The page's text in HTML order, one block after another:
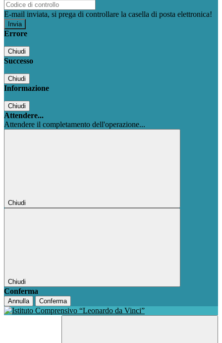
E-mail inviata, si prega di controllare la casella di posta elettronica!
Errore
Chiudi
Successo
Chiudi
Informazione
Chiudi
Attendere...
Attendere il completamento dell'operazione...
Chiudi
Chiudi
Conferma
Annulla Conferma